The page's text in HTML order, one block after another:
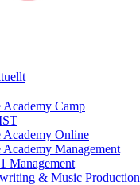
Academy Camp
Academy Online
Academy Management
Management
& Music Production